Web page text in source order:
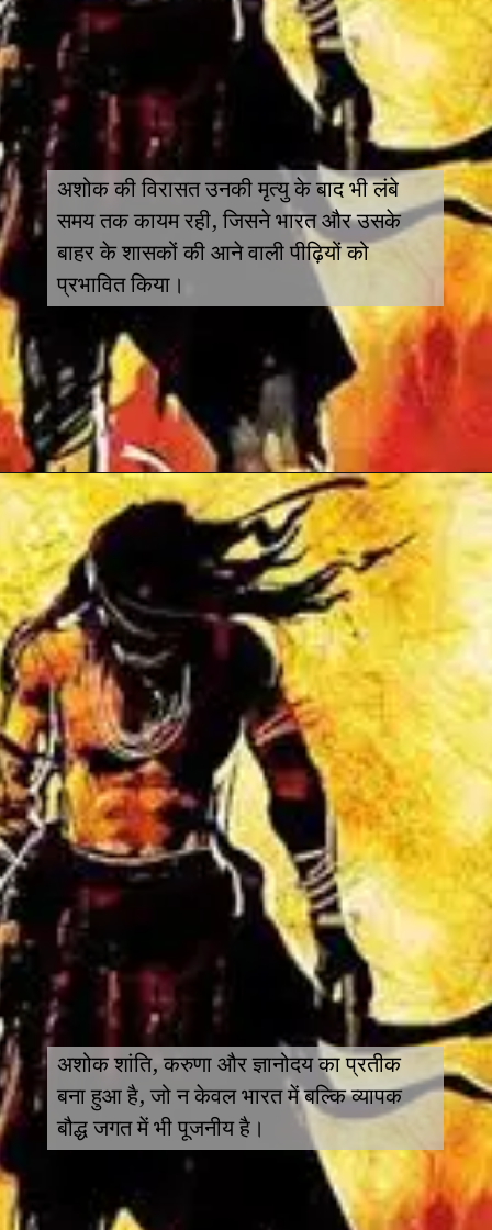
अशोक की विरासत उनकी मृत्यु के बाद भी लंबे
समय तक कायम रही, जिसने भारत और उसके
बाहर के शासकों की आने वाली पीढ़ियों को
प्रभावित किया।
अशोक शांति, करुणा और ज्ञानोदय का प्रतीक
बना हुआ है, जो न केवल भारत में बल्कि व्यापक
बौद्ध जगत में भी पूजनीय है।